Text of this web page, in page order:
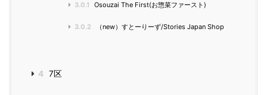
3.0.1 Osouzai The First(お惣菜ファースト)
3.0.2 （new）すとーりーず/Stories Japan Shop
4 7区